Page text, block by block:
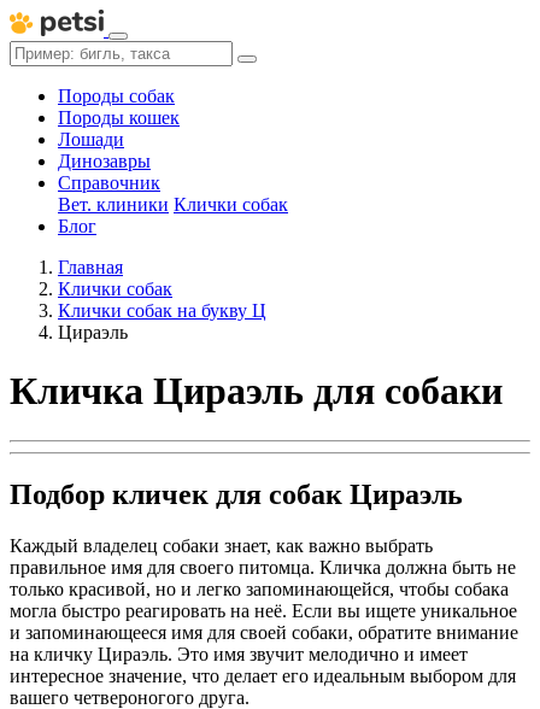
Породы собак
Породы кошек
Лошади
Динозавры
Справочник
Вет. клиники Клички собак
Блог
Главная
Клички собак
Клички собак на букву Ц
Цираэль
Кличка Цираэль для собаки
Подбор кличек для собак Цираэль
Каждый владелец собаки знает, как важно выбрать
правильное имя для своего питомца. Кличка должна быть не
только красивой, но и легко запоминающейся, чтобы собака
могла быстро реагировать на неё. Если вы ищете уникальное
и запоминающееся имя для своей собаки, обратите внимание
на кличку Цираэль. Это имя звучит мелодично и имеет
интересное значение, что делает его идеальным выбором для
вашего четвероногого друга.